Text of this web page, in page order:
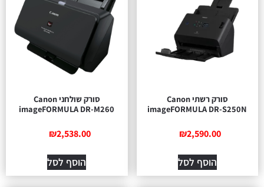
סורק רשתי Canon
imageFORMULA DR-S250N
₪2,590.00
הוסף לסל
סורק שולחני Canon
imageFORMULA DR-M260
₪2,538.00
הוסף לסל